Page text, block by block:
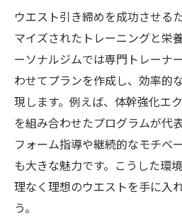
日立市で理想のパー
方法
理想の体型を目指すなら
パーソナルジムで理
ポイント
パーソナルジムの個
に近づく方法
日立のジム活用で効率
進めるコツ
ウエスト引き締めを成功させる
マイズされたトレーニングと栄
ーソナルジムでは専門トレーナ
わせてプランを作成し、効率的
現します。例えば、体幹強化エ
を組み合わせたプログラムが代
フォーム指導や継続的なモチベ
も大きな魅力です。こうした環
理なく理想のウエストを手に入
う。